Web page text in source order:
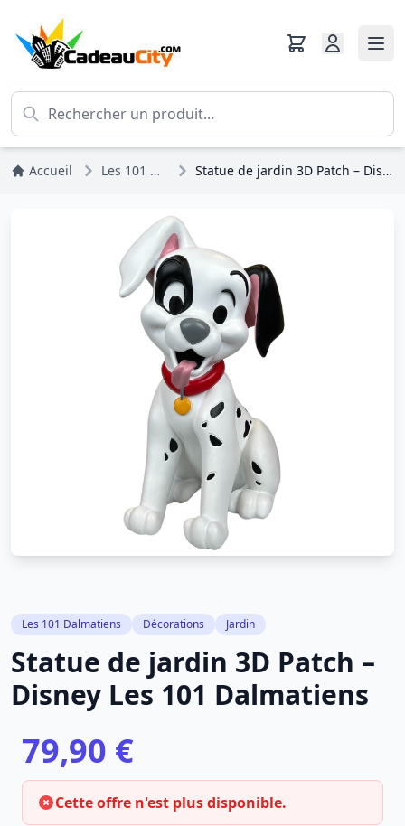
Accueil Les 101 Dalmatiens Statue de jardin 3D Patch – Disney Les 101 Dalmatiens
Les 101 Dalmatiens Décorations Jardin
Statue de jardin 3D Patch –
Disney Les 101 Dalmatiens
79,90 €
Cette offre n'est plus disponible.